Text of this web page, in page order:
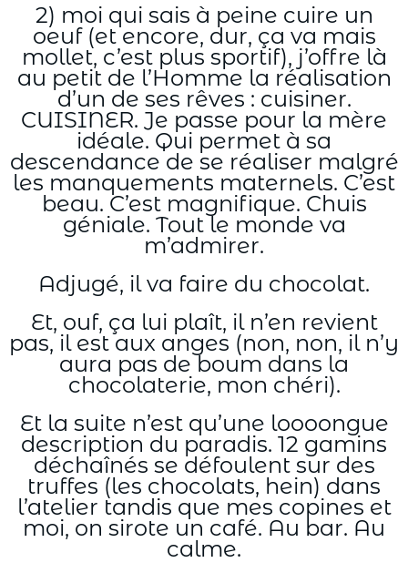
2) moi qui sais à peine cuire un
oeuf (et encore, dur, ça va mais
mollet, c’est plus sportif), j’offre là
au petit de l’Homme la réalisation
d’un de ses rêves : cuisiner.
CUISINER. Je passe pour la mère
idéale. Qui permet à sa
descendance de se réaliser malgré
les manquements maternels. C’est
beau. C’est magnifique. Chuis
géniale. Tout le monde va
m’admirer.
Adjugé, il va faire du chocolat.
Et, ouf, ça lui plaît, il n’en revient
pas, il est aux anges (non, non, il n’y
aura pas de boum dans la
chocolaterie, mon chéri).
Et la suite n’est qu’une loooongue
description du paradis. 12 gamins
déchaînés se défoulent sur des
truffes (les chocolats, hein) dans
l’atelier tandis que mes copines et
moi, on sirote un café. Au bar. Au
calme.